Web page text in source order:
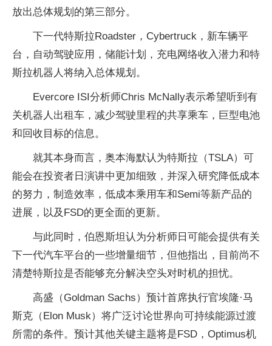
放出总体规划的第三部分。
下一代特斯拉Roadster，Cybertruck，新车辆平
台，自动驾驶应用，储能计划，充电网络收入潜力和特
斯拉机器人将纳入总体规划。
Evercore ISI分析师Chris McNally表示希望听到有
关机器人出租车，减少驾驶里程的共享乘车，巨型电池
和回收目标的信息。
就其本身而言，奥本海默认为特斯拉（TSLA）可
能会在投资者日演讲中更加细致，并深入研究降低成本
的努力，制造效率，低成本乘用车和Semi等新产品的
进展，以及FSD的更全面的更新。
与此同时，伯恩斯坦认为分析师日可能会提供有关
下一代汽车平台的一些增量细节，但他指出，目前尚不
清楚特斯拉是否能够充分解决空头对时机的担忧。
高盛（Goldman Sachs）预计首席执行官埃隆·马
斯克（Elon Musk）将广泛讨论世界向可持续能源过渡
所需的条件。预计其他关键主题将是FSD，Optimus机